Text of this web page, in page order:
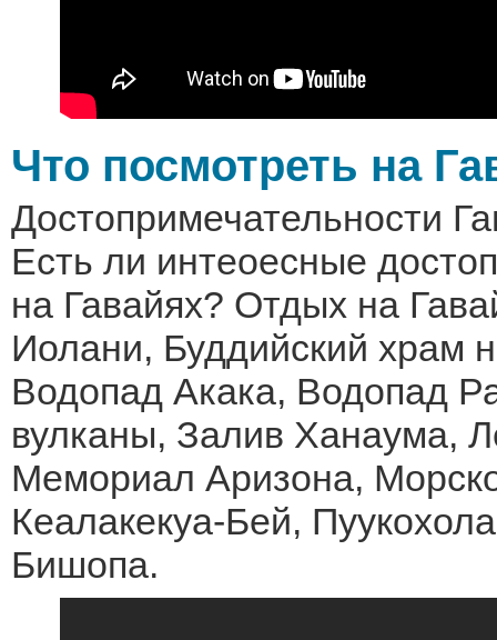
Что посмотреть на
Достопримечательности
Есть ли интеоесные
на Гавайях? Отдых на
Иолани, Буддийский храм
Водопад Акака, Водопад
вулканы, Залив Ханаума,
Мемориал Аризона,
Кеалакекуа-Бей,
Бишопа.